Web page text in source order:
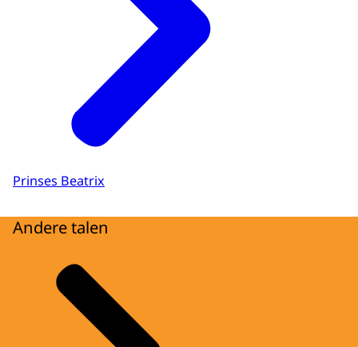
Prinses Beatrix
Andere talen